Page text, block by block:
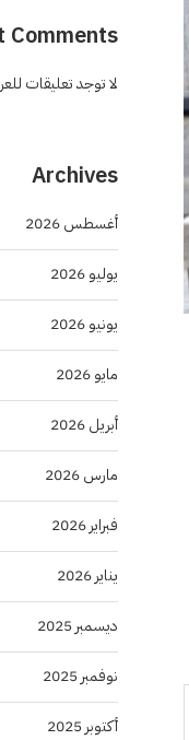
Comments
لا توجد تعليقات
Archives
أغسطس 2026
يوليو 2026
يونيو 2026
مايو 2026
أبريل 2026
مارس 2026
فبراير 2026
يناير 2026
ديسمبر 2025
نوفمبر 2025
أكتوبر 2025